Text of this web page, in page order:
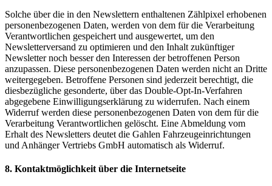
Solche über die in den Newslettern enthaltenen Zählpixel erhobenen
personenbezogenen Daten, werden von dem für die Verarbeitung
Verantwortlichen gespeichert und ausgewertet, um den
Newsletterversand zu optimieren und den Inhalt zukünftiger
Newsletter noch besser den Interessen der betroffenen Person
anzupassen. Diese personenbezogenen Daten werden nicht an Dritte
weitergegeben. Betroffene Personen sind jederzeit berechtigt, die
diesbezügliche gesonderte, über das Double-Opt-In-Verfahren
abgegebene Einwilligungserklärung zu widerrufen. Nach einem
Widerruf werden diese personenbezogenen Daten von dem für die
Verarbeitung Verantwortlichen gelöscht. Eine Abmeldung vom
Erhalt des Newsletters deutet die Gahlen Fahrzeugeinrichtungen
und Anhänger Vertriebs GmbH automatisch als Widerruf.
8. Kontaktmöglichkeit über die Internetseite